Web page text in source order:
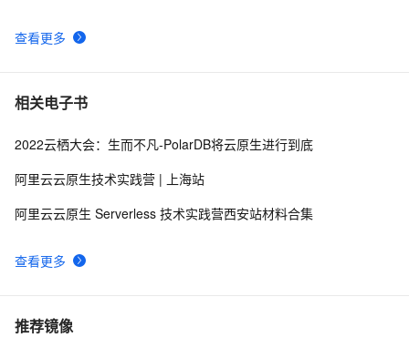
查看更多
相关电子书
查看更多
2022云栖大会：生而不凡-PolarDB将云原生进行到底
阿里云云原生技术实践营 | 上海站
阿里云云原生 Serverless 技术实践营西安站材料合集
推荐镜像